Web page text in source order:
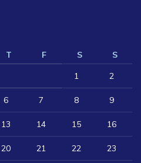
T F S
S
1
2
6 7 8 9
13 14 15 16
20 21 22 23